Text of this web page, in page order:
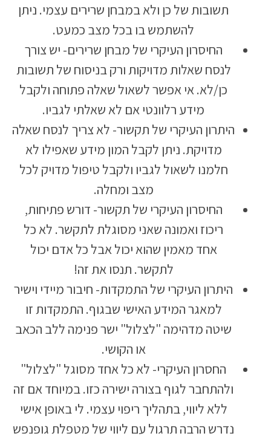
תשובות של כן ולא במבחן שרירים עצמי. ניתן
להשתמש בו בכל מצב כמעט.
החיסרון העיקרי של מבחן שרירים- יש צורך
לנסח שאלות מדויקות ורק בניסוח של תשובות
כן/לא. אי אפשר לשאול שאלה פתוחה ולקבל
מידע רלוונטי אם לא שאלתי לגביו.
היתרון העיקרי של תקשור- לא צריך לנסח שאלה
מדויקת. ניתן לקבל המון מידע שאפילו לא
חלמנו לשאול לגביו ולקבל טיפול מדויק לכל
מצב ומחלה.
החיסרון העיקרי של תקשור- דורש פתיחות,
ריכוז ואמונה שאני מסוגלת לתקשר. לא כל
אחד מאמין שהוא יכול אבל כל אדם יכול
לתקשר. תנסו את זה!
היתרון העיקרי של התמקדות- חיבור מיידי וישיר
למאגר המידע האישי שבגוף. התמקדות זו
שיטה מדהימה "לצלול" ישר פנימה ללב הכאב
או הקושי.
החסרון העיקרי- לא כל אחד מסוגל "לצלול"
ולהתחבר לגוף בצורה ישירה כזו. במיוחד אם זה
ללא ליווי, בתהליך ריפוי עצמי. לי באופן אישי
נדרש הרבה תרגול עם ליווי של מטפלת גופנפש